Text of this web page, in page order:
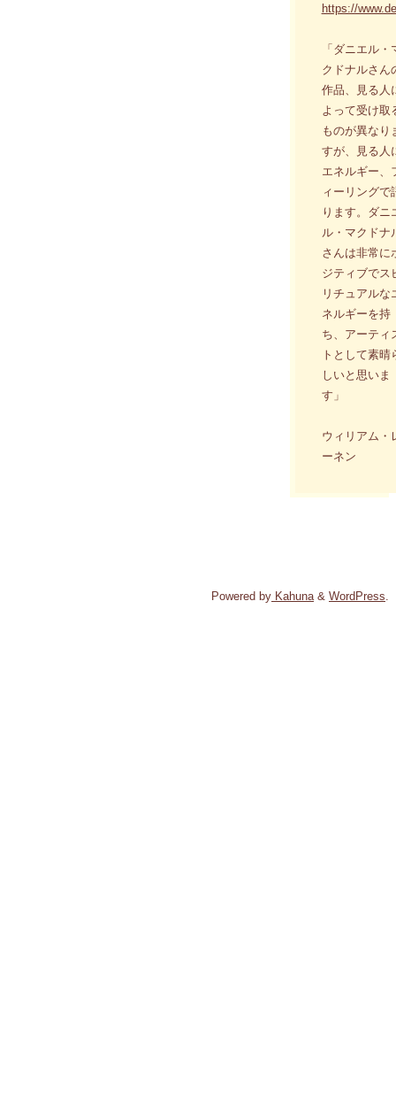
https://
「ダニエル・
クドナルさん
作品、見る人
よって受け取
ものが異なり
すが、見る人
エネルギー、
ィーリングで
ります。ダニ
ル・マクドナ
さんは非常に
ジティブでス
リチュアルな
ネルギーを持
ち、アーティ
トとして素晴
しいと思いま
す」
ウィリアム・
ーネン
Powered by Kahuna& WordPress.